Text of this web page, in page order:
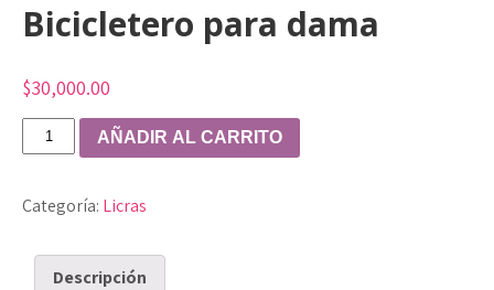
Bicicletero para dama
$30,000.00
Bicicletero
para
cantidad
AÑADIR AL CARRITO
Categoría: Licras
Descripción